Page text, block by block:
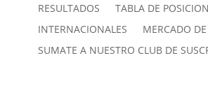
RESULTADOS
TABLA DE
INTERNACIONALES
MERCADO DE
SUMATE A NUESTRO CLUB DE